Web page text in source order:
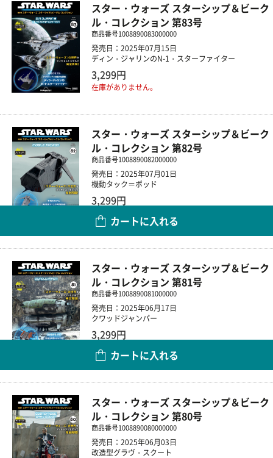
スター・ウォーズ スターシップ＆ビーク
ル・コレクション 第83号
商品番号1008890083000000
発売日：2025年07月15日
ディン・ジャリンのN-1・スターファイター
3,299円
在庫がありません。
スター・ウォーズ スターシップ＆ビーク
ル・コレクション 第82号
商品番号1008890082000000
発売日：2025年07月01日
機動タック＝ポッド
3,299円
カートに入れる
スター・ウォーズ スターシップ＆ビーク
ル・コレクション 第81号
商品番号1008890081000000
発売日：2025年06月17日
クワッドジャンパー
3,299円
カートに入れる
スター・ウォーズ スターシップ＆ビーク
ル・コレクション 第80号
商品番号1008890080000000
発売日：2025年06月03日
改造型グラヴ・スクート